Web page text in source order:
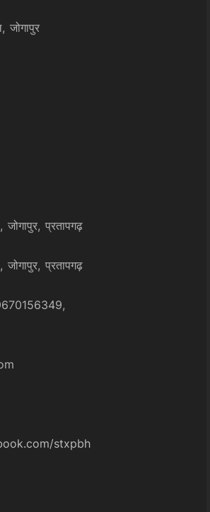
जोगापुर
जोगापुर, प्रतापगढ़
जोगापुर, प्रतापगढ़
stxpbh